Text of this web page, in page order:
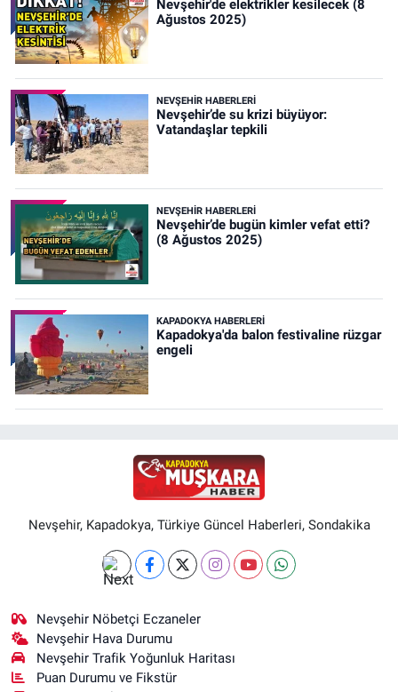
Nevşehir'de elektrikler kesilecek (8
Ağustos 2025)
NEVŞEHIR HABERLERI
Nevşehir’de su krizi büyüyor:
Vatandaşlar tepkili
NEVŞEHIR HABERLERI
Nevşehir’de bugün kimler vefat etti?
(8 Ağustos 2025)
KAPADOKYA HABERLERI
Kapadokya'da balon festivaline rüzgar
engeli
Nevşehir, Kapadokya, Türkiye Güncel Haberleri, Sondakika
Nevşehir Nöbetçi Eczaneler
Nevşehir Hava Durumu
Nevşehir Trafik Yoğunluk Haritası
Puan Durumu ve Fikstür